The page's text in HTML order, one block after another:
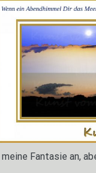
Fantasie an,